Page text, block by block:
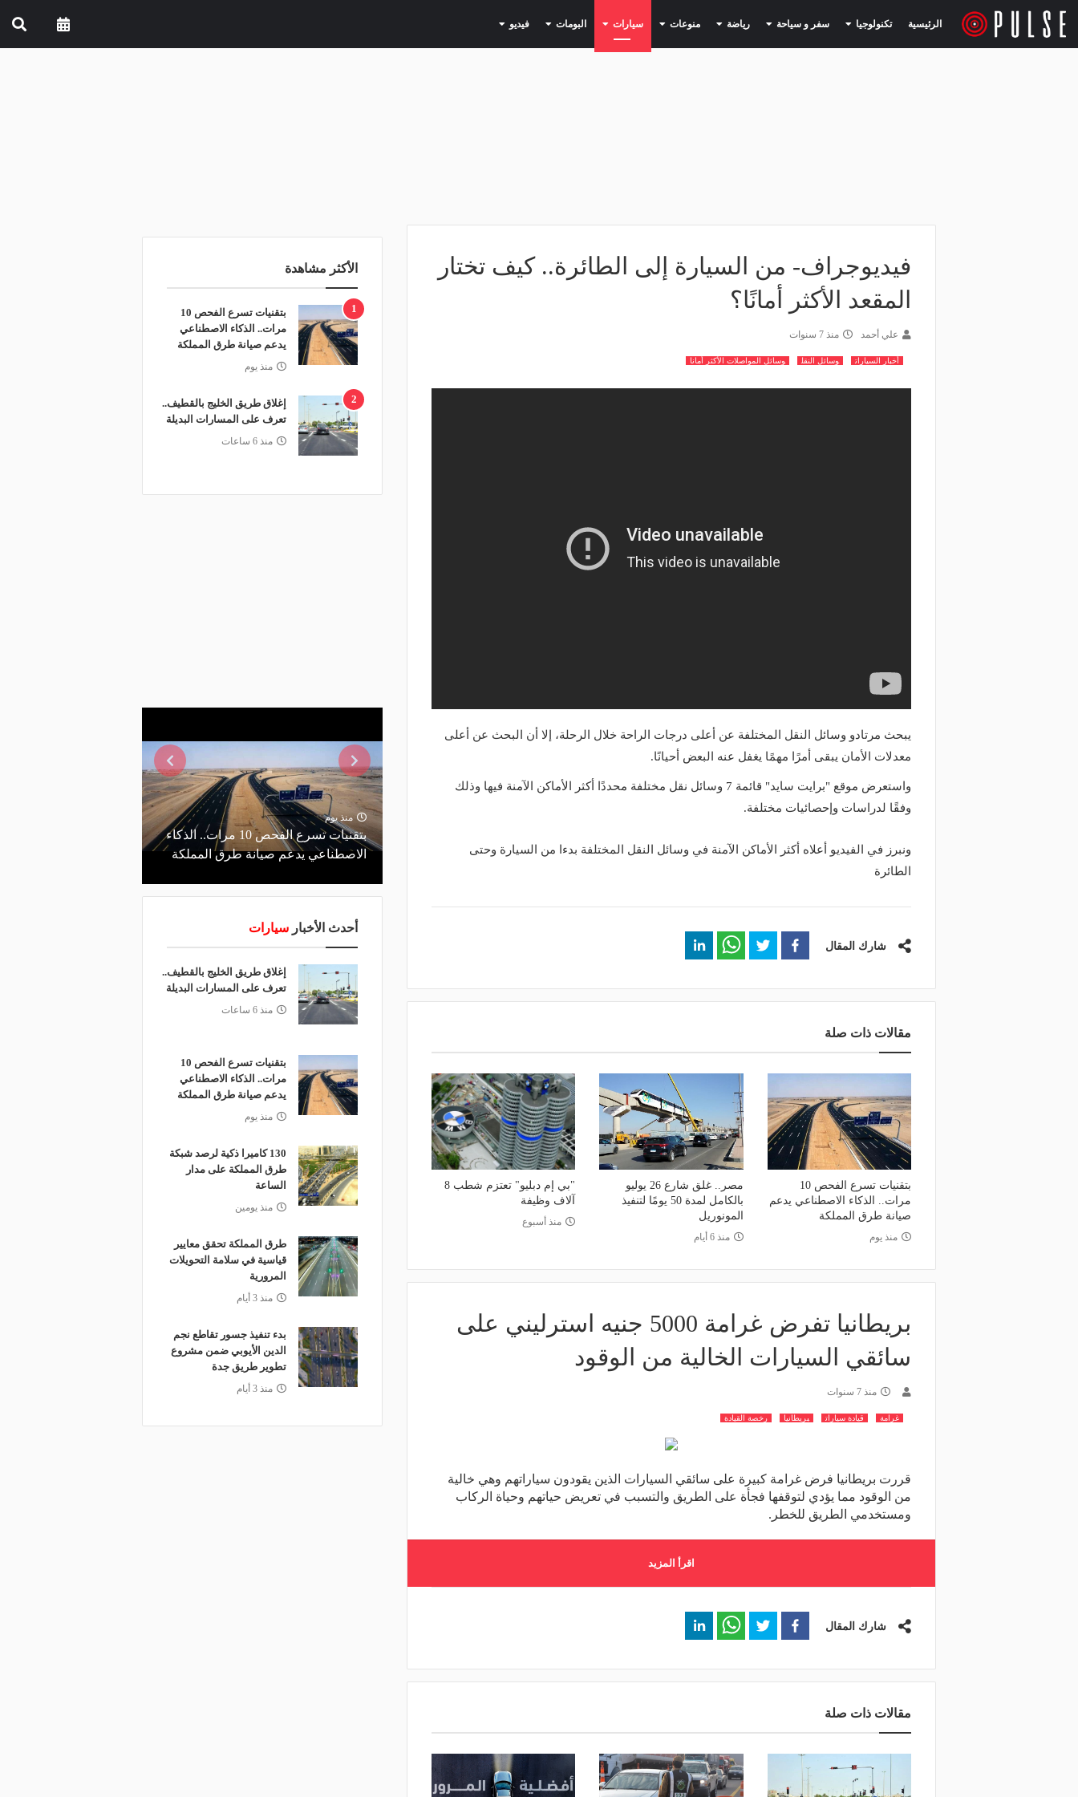
الرئيسية تكنولوجيا (current) سفر و سياحة (current) رياضة (current) منوعات (current) سيارات (current) البومات (current) فيديو (current)
فيديوجراف- من السيارة إلى الطائرة.. كيف تختار
المقعد الأكثر أمانًا؟
علي أحمد منذ 7 سنوات
أخبار السيارات وسائل النقل وسائل المواصلات الأكثر أمانا
يبحث مرتادو وسائل النقل المختلفة عن أعلى درجات الراحة خلال الرحلة، إلا أن البحث عن أعلى
معدلات الأمان يبقى أمرًا مهمًا يغفل عنه البعض أحيانًا.
واستعرض موقع "برايت سايد" قائمة 7 وسائل نقل مختلفة محددًا أكثر الأماكن الآمنة فيها وذلك
وفقًا لدراسات وإحصائيات مختلفة.
ونبرز في الفيديو أعلاه أكثر الأماكن الآمنة في وسائل النقل المختلفة بدءا من السيارة وحتى
الطائرة
شارك المقال
مقالات ذات صلة
بتقنيات تسرع الفحص 10
مرات.. الذكاء الاصطناعي يدعم
صيانة طرق المملكة
منذ يوم
مصر.. غلق شارع 26 يوليو
بالكامل لمدة 50 يومًا لتنفيذ
المونوريل
منذ 6 أيام
"بي إم دبليو" تعتزم شطب 8
آلاف وظيفة
منذ أسبوع
بريطانيا تفرض غرامة 5000 جنيه استرليني على
سائقي السيارات الخالية من الوقود
منذ 7 سنوات
غرامة قيادة سيارات بريطانيا رخصة القيادة
قررت بريطانيا فرض غرامة كبيرة على سائقي السيارات الذين يقودون سياراتهم وهي خالية
من الوقود مما يؤدي لتوقفها فجأة على الطريق والتسبب في تعريض حياتهم وحياة الركاب
ومستخدمي الطريق للخطر.
اقرأ المزيد
شارك المقال
مقالات ذات صلة
الأكثر مشاهدة
1
بتقنيات تسرع الفحص 10
مرات.. الذكاء الاصطناعي
يدعم صيانة طرق المملكة
منذ يوم
2
إغلاق طريق الخليج بالقطيف..
تعرف على المسارات البديلة
منذ 6 ساعات
منذ يوم
بتقنيات تسرع الفحص 10 مرات.. الذكاء
الاصطناعي يدعم صيانة طرق المملكة
على المسارات البديلة
منذ يوم
الاصطناعي يدعم صيانة طرق المملكة
أحدث الأخبار سيارات
إغلاق طريق الخليج بالقطيف..
تعرف على المسارات البديلة
منذ 6 ساعات
بتقنيات تسرع الفحص 10
مرات.. الذكاء الاصطناعي
يدعم صيانة طرق المملكة
منذ يوم
130 كاميرا ذكية لرصد شبكة
طرق المملكة على مدار
الساعة
منذ يومين
طرق المملكة تحقق معايير
قياسية في سلامة التحويلات
المرورية
منذ 3 أيام
بدء تنفيذ جسور تقاطع نجم
الدين الأيوبي ضمن مشروع
تطوير طريق جدة
منذ 3 أيام